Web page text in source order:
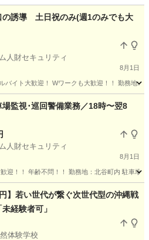
の誘導 土日祝のみ(週1のみでも大
人財セキュリティ
8月1日
バイト大歓迎！ Wワークも大歓迎！！ 勤務地
その他
場監視･巡回警備業務／18時〜翌8
人財セキュリティ
8月1日
迎！！ 年齢不問！！ 勤務地：北谷町内 駐車
】若い世代が繋ぐ次世代型の沖縄戦
経験者可」
体験学校